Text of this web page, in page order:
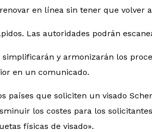
en línea sin tener que volver
Las autoridades podrán
y armonizarán los
en un comunicado.
países que soliciten un visado
los costes para los
físicas de visado».